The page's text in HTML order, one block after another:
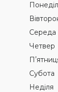
Середа
Четвер
Субота
Неділя